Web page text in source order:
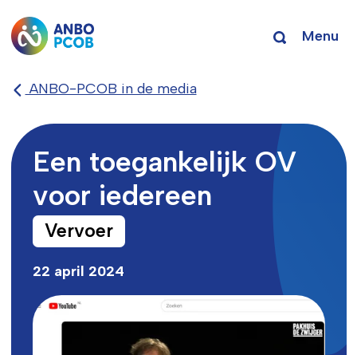
Menu
ANBO-PCOB in de media
Een toegankelijk OV
voor iedereen
Vervoer
22 april 2024